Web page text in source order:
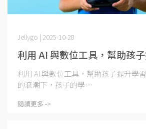
利用 AI 與數位工具，幫助孩
Jellygo | 2025-10-28
利用 AI 與數位工具，幫助孩子提升學
的浪潮下，孩子的學⋯
閱讀更多 ->